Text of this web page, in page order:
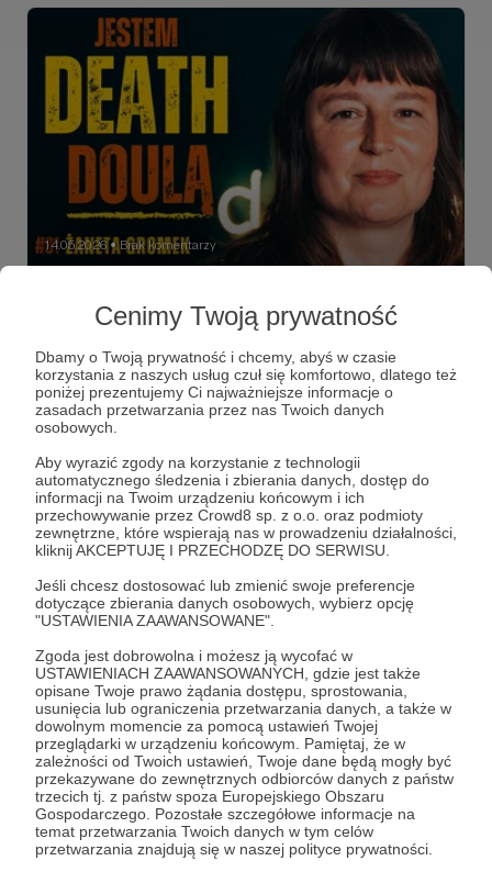
Cenimy Twoją prywatność
Dbamy o Twoją prywatność i chcemy, abyś w czasie
korzystania z naszych usług czuł się komfortowo, dlatego też
poniżej prezentujemy Ci najważniejsze informacje o
zasadach przetwarzania przez nas Twoich danych
osobowych.
Aby wyrazić zgody na korzystanie z technologii
automatycznego śledzenia i zbierania danych, dostęp do
informacji na Twoim urządzeniu końcowym i ich
przechowywanie przez Crowd8 sp. z o.o. oraz podmioty
zewnętrzne, które wspierają nas w prowadzeniu działalności,
kliknij AKCEPTUJĘ I PRZECHODZĘ DO SERWISU.
Jeśli chcesz dostosować lub zmienić swoje preferencje
dotyczące zbierania danych osobowych, wybierz opcję
"USTAWIENIA ZAAWANSOWANE".
Zgoda jest dobrowolna i możesz ją wycofać w
USTAWIENIACH ZAAWANSOWANYCH, gdzie jest także
opisane Twoje prawo żądania dostępu, sprostowania,
usunięcia lub ograniczenia przetwarzania danych, a także w
dowolnym momencie za pomocą ustawień Twojej
przeglądarki w urządzeniu końcowym. Pamiętaj, że w
zależności od Twoich ustawień, Twoje dane będą mogły być
przekazywane do zewnętrznych odbiorców danych z państw
trzecich tj. z państw spoza Europejskiego Obszaru
Gospodarczego. Pozostałe szczegółowe informacje na
temat przetwarzania Twoich danych w tym celów
przetwarzania znajdują się w naszej polityce prywatności.
14.05.2026 ● Brak komentarzy
podcast #81
hospicyjną, promotorką świadomej śmierci i twórczynią
Szkoły Dobrego Umierania.
dusznø dusznøpodcast podcast +5
Dołącz do grona Patronów!
Wesprzyj działalność Autoradusznø podcastjuż
teraz!
Zostań Patronem